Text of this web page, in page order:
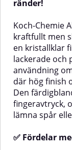
fördäck eller
väntetid.Produkten
mot olika typer av
inklusive alger, rost,
fläckar i
långvarigt resultat
rekommenderas
försegla gelcoatyta
rengöring för att
återkommande
Fördelar med Koch-
Yellow
från gelcoat, plast
ränder!
Koch-Chemie
kraftfullt men
en kristallklar
lackerade och
användning
där hög finish
Den
fingeravtryck,
lämna spår
✅ Fördelar